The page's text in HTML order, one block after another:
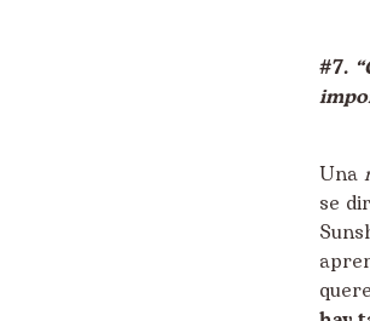
#7.
Una
se